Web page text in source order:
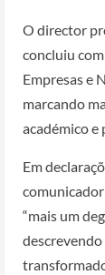
O director
concluiu
Empresas e
marcando
académico e
Em
“mais um